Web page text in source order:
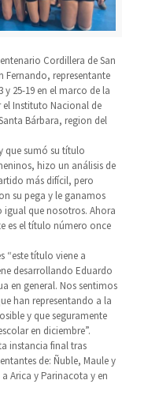
Cordillera de San
Fernando, representante
y 25-19 en el marco de la
Instituto Nacional de
Bárbara, region del
que sumó su título
hizo un análisis de
más difícil, pero
su pega y le ganamos
igual que nosotros. Ahora
es el título número once
“este título viene a
desarrollando Eduardo
en general. Nos sentimos
han representando a la
y que seguramente
en diciembre”.
instancia final tras
de: Ñuble, Maule y
Arica y Parinacota y en